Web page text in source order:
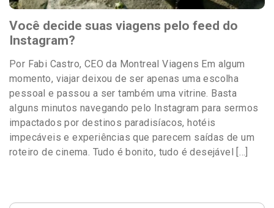
Você decide suas viagens pelo feed do
Instagram?
Por Fabi Castro, CEO da Montreal Viagens Em algum
momento, viajar deixou de ser apenas uma escolha
pessoal e passou a ser também uma vitrine. Basta
alguns minutos navegando pelo Instagram para sermos
impactados por destinos paradisíacos, hotéis
impecáveis e experiências que parecem saídas de um
roteiro de cinema. Tudo é bonito, tudo é desejável […]